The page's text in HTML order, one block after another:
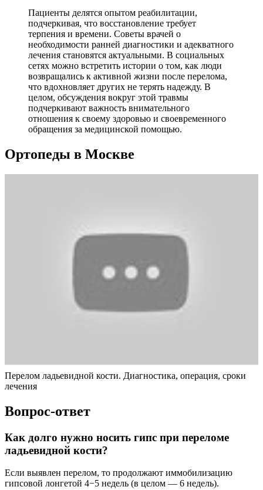
Пациенты делятся опытом реабилитации,
подчеркивая, что восстановление требует
терпения и времени. Советы врачей о
необходимости ранней диагностики и адекватного
лечения становятся актуальными. В социальных
сетях можно встретить истории о том, как люди
возвращались к активной жизни после перелома,
что вдохновляет других не терять надежду. В
целом, обсуждения вокруг этой травмы
подчеркивают важность внимательного
отношения к своему здоровью и своевременного
обращения за медицинской помощью.
Ортопеды в Москве
Перелом ладьевидной кости. Диагностика, операция, сроки
лечения
Вопрос-ответ
Как долго нужно носить гипс при переломе
ладьевидной кости?
Если выявлен перелом, то продолжают иммобилизацию
гипсовой лонгетой 4−5 недель (в целом — 6 недель).